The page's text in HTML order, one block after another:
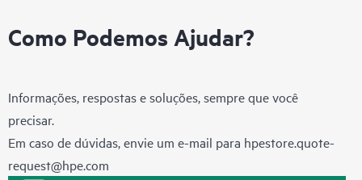
Como Podemos Ajudar?
Informações, respostas e soluções, sempre que você
precisar.
Em caso de dúvidas, envie um e-mail para hpestore.quote-
request@hpe.com